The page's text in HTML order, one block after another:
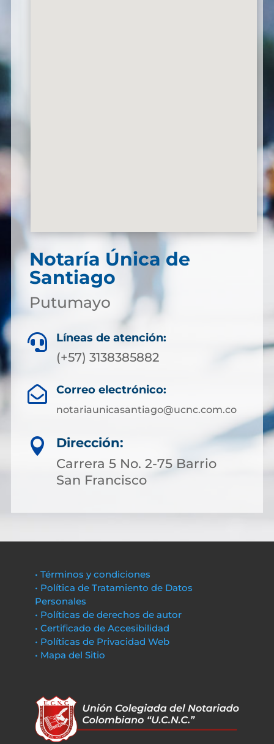
Notaría Única de
Santiago
Putumayo
 Líneas de atención:
(+57) 3138385882
 Correo electrónico:
notariaunicasantiago@ucnc.com.co

Dirección:
Carrera 5 No. 2-75 Barrio
San Francisco
• Términos y condiciones
• Política de Tratamiento de Datos
Personales
• Políticas de derechos de autor
• Certificado de Accesibilidad
• Políticas de Privacidad Web
• Mapa del Sitio